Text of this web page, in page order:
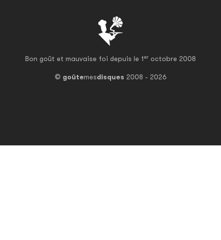
Bon goût et mauvaise foi depuis le 1er octobre 2008
© goûtemesdisques 2008 - 2026